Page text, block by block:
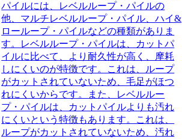
パイルには、レベルループ・パイルの
他、マルチレベルループ・パイル、ハイ&
ローループ・パイルなどの種類がありま
す。レベルループ・パイルは、カットパ
イルに比べて、より耐久性が高く、摩耗
しにくいのが特徴です。これは、ループ
がカットされていないため、毛足がほつ
れにくいからです。また、レベルルー
プ・パイルは、カットパイルよりも汚れ
にくいという特徴もあります。これは、
ループがカットされていないため、汚れ